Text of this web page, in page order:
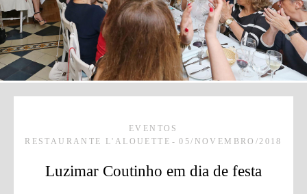
EVENTOS
RESTAURANTE L'ALOUETTE
05/NOVEMBRO/2018
Luzimar Coutinho em dia de festa